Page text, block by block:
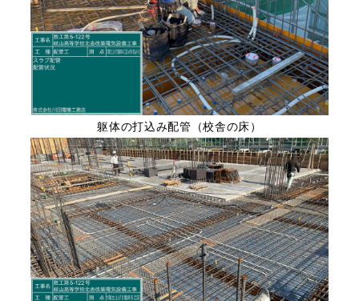
躯体の打込み配管（校舎の床）